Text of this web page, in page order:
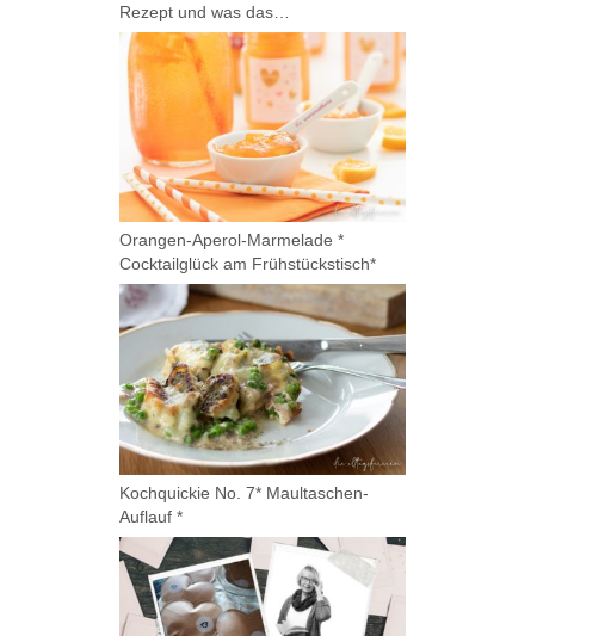
Rezept und was das…
Orangen-Aperol-Marmelade *
Cocktailglück am Frühstückstisch*
Kochquickie No. 7* Maultaschen-
Auflauf *